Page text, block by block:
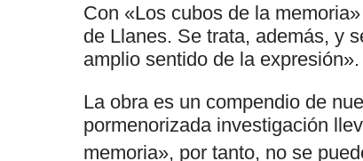
Con «Los cubos de la
de Llanes. Se trata, además, y
amplio sentido de la expresión».
La obra es un compendio de
pormenorizada investigación
memoria», por tanto, no se